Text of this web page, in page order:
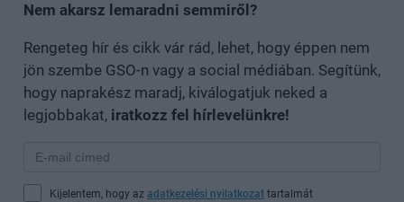
Nem akarsz lemaradni semmiről?
Rengeteg hír és cikk vár rád, lehet, hogy éppen nem
jön szembe GSO-n vagy a social médiában. Segítünk,
hogy naprakész maradj, kiválogatjuk neked a
legjobbakat, iratkozz fel hírlevelünkre!
Kijelentem, hogy az adatkezelési nyilatkozat tartalmát